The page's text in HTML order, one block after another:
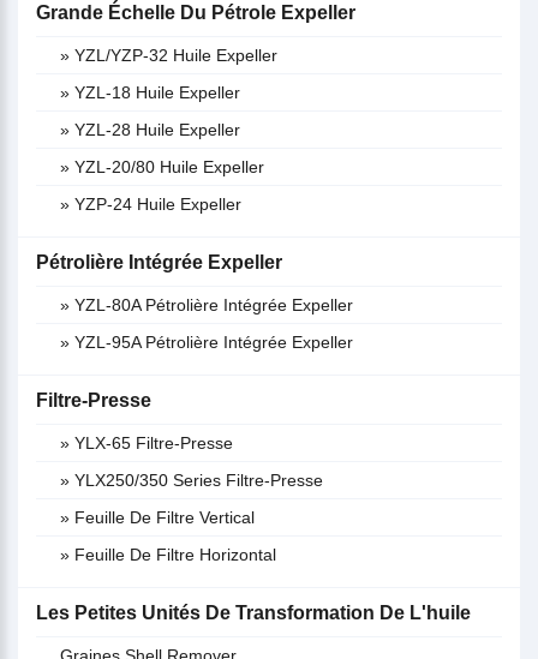
Grande Échelle Du Pétrole Expeller
» YZL/YZP-32 Huile Expeller
» YZL-18 Huile Expeller
» YZL-28 Huile Expeller
» YZL-20/80 Huile Expeller
» YZP-24 Huile Expeller
Pétrolière Intégrée Expeller
» YZL-80A Pétrolière Intégrée Expeller
» YZL-95A Pétrolière Intégrée Expeller
Filtre-Presse
» YLX-65 Filtre-Presse
» YLX250/350 Series Filtre-Presse
» Feuille De Filtre Vertical
» Feuille De Filtre Horizontal
Les Petites Unités De Transformation De L'huile